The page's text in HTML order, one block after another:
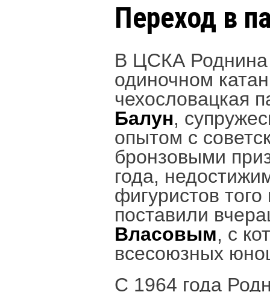
Переход в
В ЦСКА Роднина
одиночном
чехословацкая
Балун,
опытом с
бронзовыми
года,
фигуристов
поставили
Власовым, с
всесоюзных
С 1964 года